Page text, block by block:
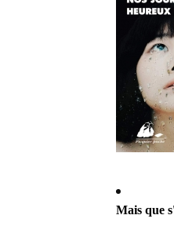
Mais que